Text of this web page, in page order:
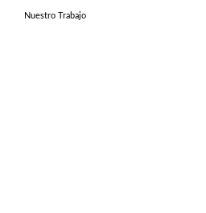
Nuestro Trabajo